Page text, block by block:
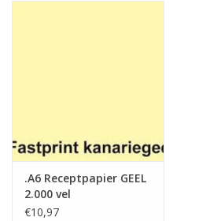
.A6 Receptpapier GEEL
2.000 vel
€10,97